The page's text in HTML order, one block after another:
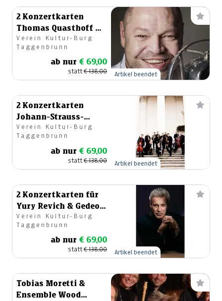
2 Konzertkarten
Thomas Quasthoff &
Band , Burg
Taggenbrunn
Verein Kultur-Burg
Taggenbrunn
ab nur € 69,00
statt€ 138,00 Artikel beendet
2 Konzertkarten
Johann-Strauss-
Ensemble der Wiener
Symphoniker
Verein Kultur-Burg
Taggenbrunn
ab nur € 69,00
statt€ 138,00 Artikel beendet
2 Konzertkarten für
Yury Revich & Gedeon
Burkhard
Verein Kultur-Burg
Taggenbrunn
ab nur € 69,00
statt€ 138,00 Artikel beendet
Tobias Moretti &
Ensemble Wood